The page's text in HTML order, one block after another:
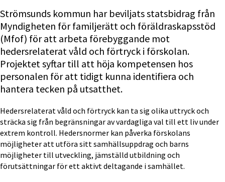
Strömsunds kommun har beviljats statsbidrag från
Myndigheten för familjerätt och föräldraskapsstöd
(Mfof) för att arbeta förebyggande mot
hedersrelaterat våld och förtryck i förskolan.
Projektet syftar till att höja kompetensen hos
personalen för att tidigt kunna identifiera och
hantera tecken på utsatthet.
Hedersrelaterat våld och förtryck kan ta sig olika uttryck och
sträcka sig från begränsningar av vardagliga val till ett liv under
extrem kontroll. Hedersnormer kan påverka förskolans
möjligheter att utföra sitt samhällsuppdrag och barns
möjligheter till utveckling, jämställd utbildning och
förutsättningar för ett aktivt deltagande i samhället.